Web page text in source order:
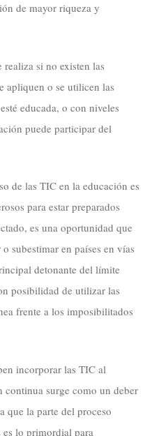
de mayor riqueza y
si no existen las
apliquen o se utilicen las
educada, o con niveles
puede participar del
de las TIC en la educación es
para estar preparados
es una oportunidad que
subestimar en países en vías
detonante del límite
posibilidad de utilizar las
frente a los imposibilitados
incorporar las TIC al
continua surge como un deber
que la parte del proceso
es lo primordial para